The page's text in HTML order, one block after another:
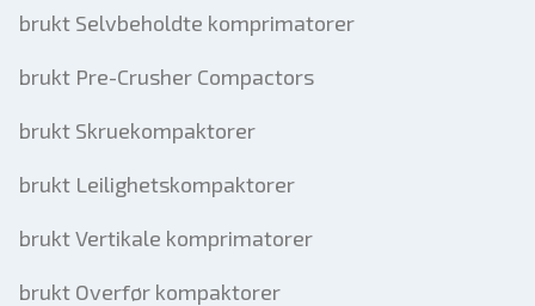
brukt Selvbeholdte komprimatorer
brukt Pre-Crusher Compactors
brukt Skruekompaktorer
brukt Leilighetskompaktorer
brukt Vertikale komprimatorer
brukt Overfør kompaktorer